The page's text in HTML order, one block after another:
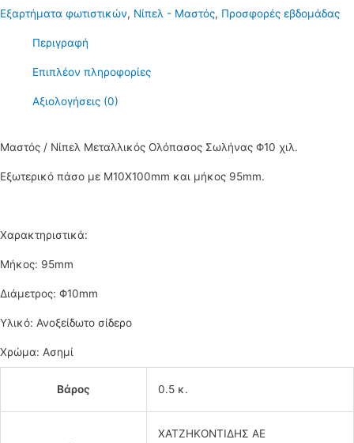
Εξαρτήματα φωτιστικών, Νίπελ - Μαστός, Προσφορές εβδομάδας
Περιγραφή
Επιπλέον πληροφορίες
Αξιολογήσεις (0)
Μαστός / Νίπελ Μεταλλικός Ολόπασος Σωλήνας Φ10 χιλ.
Εξωτερικό πάσο με Μ10Χ100mm και μήκος 95mm.
Χαρακτηριστικά:
Μήκος: 95mm
Διάμετρος: Φ10mm
Υλικό: Ανοξείδωτο σίδερο
Χρώμα: Ασημί
Βάρος 0.5 κ.
ΧΑΤΖΗΚΟΝΤΙΔΗΣ ΑΕ